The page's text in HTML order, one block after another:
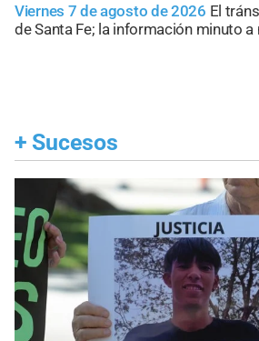
Viernes 7 de agosto de 2026 El
de Santa Fe; la información minuto a
+ Sucesos